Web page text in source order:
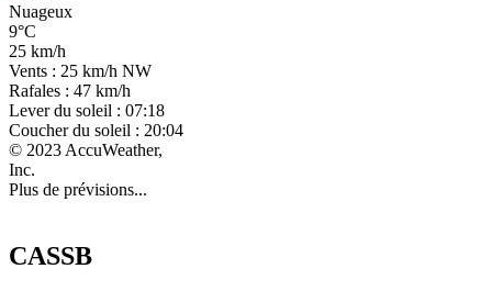
Nuageux
9°C
25 km/h
Vents : 25 km/h NW
Rafales : 47 km/h
Lever du soleil : 07:18
Coucher du soleil : 20:04
© 2023 AccuWeather,
Inc.
Plus de prévisions...
CASSB